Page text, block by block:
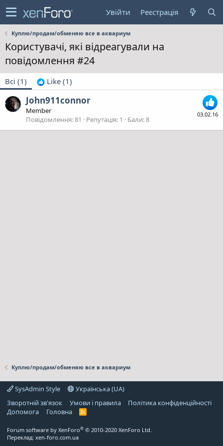
Увійти Реєстрація
Куплю/продам/обменяю все в аквариум
Користувачі, які відреагували на
повідомлення #24
Всі (1) Like (1)
03.02.16
John911connor
Member
Повідомлення 81 Репутація 1 Бали 8
Куплю/продам/обменяю все в аквариум
SysAdmin Style
Українська (UA)
Зворотній зв'язок
Умови і правила
Політика конфіденційності
Дoпoмoга
Головна
R
Forum software by XenForo® © 2010-2020 XenForo Ltd.
Переклад: xen-foro.com.ua